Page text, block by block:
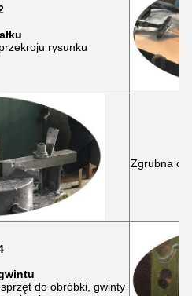
rysunku
Zgrubna
do obróbki, gwinty